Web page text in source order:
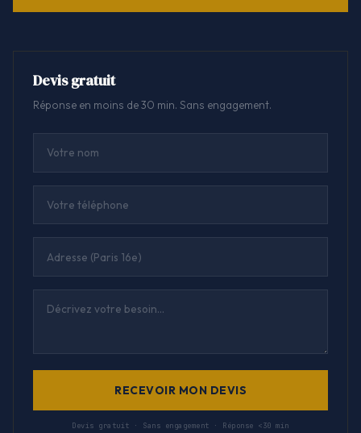
Devis gratuit
Réponse en moins de 30 min. Sans engagement.
RECEVOIR MON DEVIS
Devis gratuit · Sans engagement · Réponse <30 min